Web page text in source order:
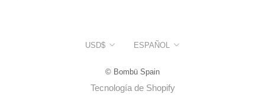
Moneda
USD$ Idioma
ESPAÑOL
© Bombü Spain
Tecnología de Shopify